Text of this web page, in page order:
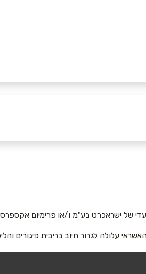
אימייל*
של ישראכרט בע"מ ו/או פרימיום
עלולה לגרור חיוב בריבית פיגורים